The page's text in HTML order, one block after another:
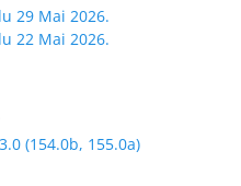
29 Mai 2026.
22 Mai 2026.
(154.0b, 155.0a)